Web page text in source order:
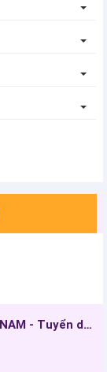
CÔNG TY TNHH IN ẤN HOA TƯỜNG VIỆT NAM - Tuyển dụng: Nhân viên kinh doanh